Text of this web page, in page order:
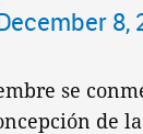
8,
se
de